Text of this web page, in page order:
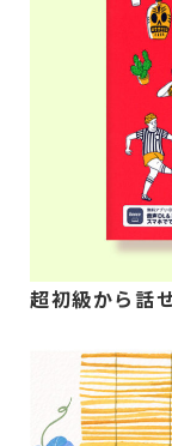
超初級から話